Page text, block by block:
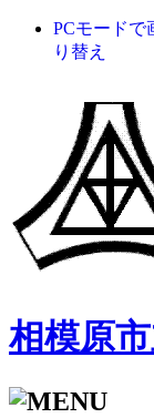
PCモードで
り替え
相模原